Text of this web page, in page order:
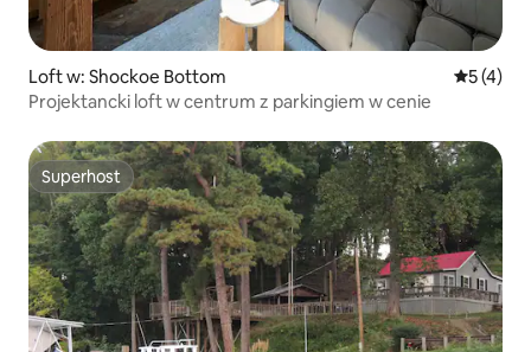
Loft w: Shockoe Bottom Średnia
5 (4)
Projektancki loft w centrum z parkingiem w cenie
Superhost
Superhost